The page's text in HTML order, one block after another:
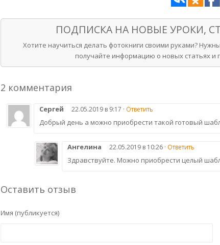
ПОДПИСКА НА НОВЫЕ УРОКИ,
Хотите научиться делать фотокниги своими руками?
получайте информацию о новых статьях и
2 комментария
Сергей 22.05.2019 в 9:17 · Ответить
Добрый день а можно приобрести такой готовый
Ангелина 22.05.2019 в 10:26 · Ответить
Здравствуйте. Можно приобрести целый
Оставить отзыв
Имя (публикуется)